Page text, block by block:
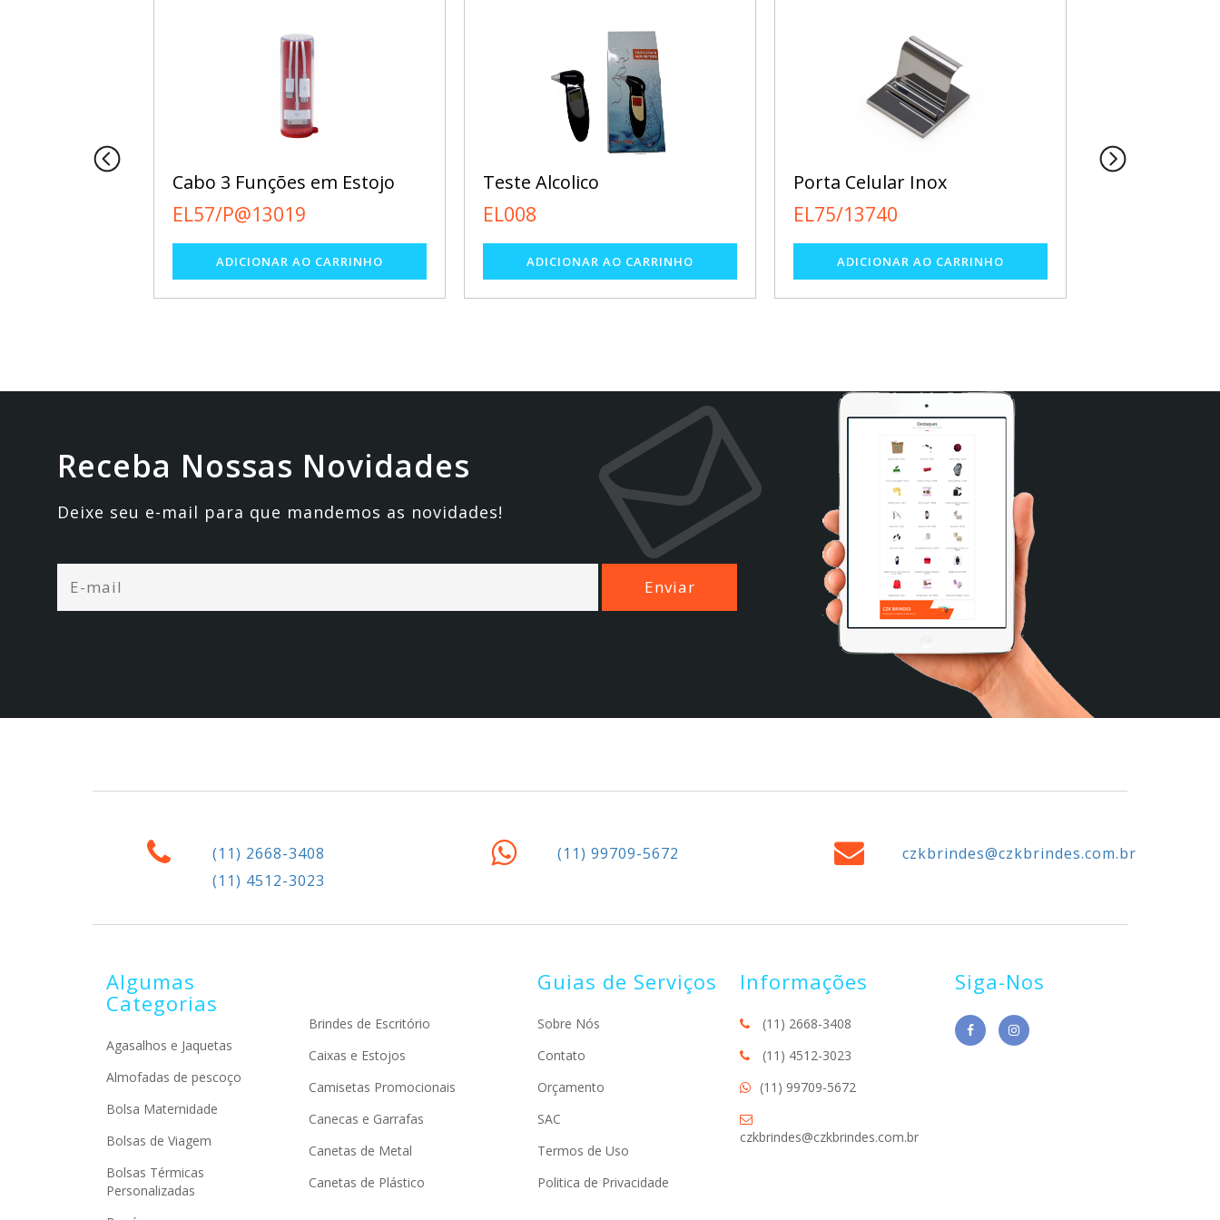
Cabo 3 Funções em Estojo
EL57/P@13019
Teste Alcolico
EL008
Porta Celular Inox
EL75/13740
Receba Nossas Novidades
Deixe seu e-mail para que mandemos as novidades!
(11) 2668-3408
(11) 4512-3023
(11) 99709-5672 czkbrindes@czkbrindes.com.br
Algumas
Categorias
Agasalhos e Jaquetas
Almofadas de pescoço
Bolsa Maternidade
Bolsas de Viagem
Bolsas Térmicas
Personalizadas
Brindes de Escritório
Caixas e Estojos
Camisetas Promocionais
Canecas e Garrafas
Canetas de Metal
Canetas de Plástico
Guias de Serviços
Sobre Nós
Contato
Orçamento
SAC
Termos de Uso
Politica de Privacidade
Informações
(11) 2668-3408
(11) 4512-3023
(11) 99709-5672
czkbrindes@czkbrindes.com.br
Siga-Nos